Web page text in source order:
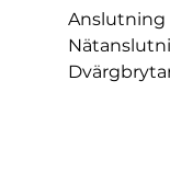
Anslutning